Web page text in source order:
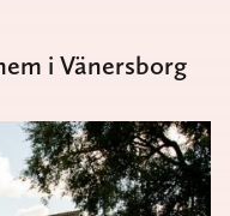
i Vänersborg